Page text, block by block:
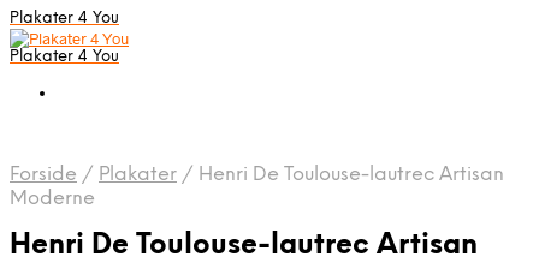
Plakater 4 You
Plakater 4 You
Forside / Plakater / Henri De Toulouse-lautrec Artisan
Moderne
Henri De Toulouse-lautrec Artisan